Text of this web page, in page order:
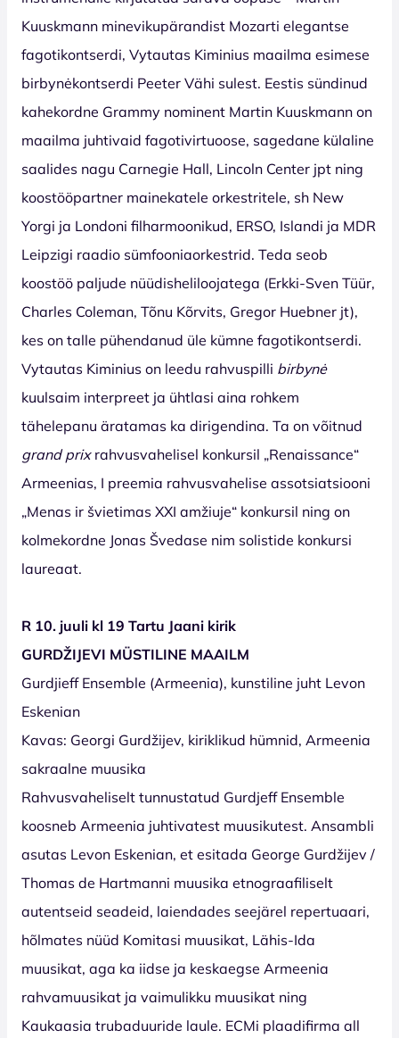
Kuuskmann minevikupärandist Mozarti elegantse
fagotikontserdi, Vytautas Kiminius maailma esimese
birbynėkontserdi Peeter Vähi sulest. Eestis sündinud
kahekordne Grammy nominent Martin Kuuskmann on
maailma juhtivaid fagotivirtuoose, sagedane külaline
saalides nagu Carnegie Hall, Lincoln Center jpt ning
koostööpartner mainekatele orkestritele, sh New
Yorgi ja Londoni filharmoonikud, ERSO, Islandi ja MDR
Leipzigi raadio sümfooniaorkestrid. Teda seob
koostöö paljude nüüdisheliloojatega (Erkki-Sven Tüür,
Charles Coleman, Tõnu Kõrvits, Gregor Huebner jt),
kes on talle pühendanud üle kümne fagotikontserdi.
Vytautas Kiminius on leedu rahvuspilli birbynė
kuulsaim interpreet ja ühtlasi aina rohkem
tähelepanu äratamas ka dirigendina. Ta on võitnud
grand prixrahvusvahelisel konkursil „Renaissance“
Armeenias, I preemia rahvusvahelise assotsiatsiooni
„Menas ir švietimas XXI amžiuje“ konkursil ning on
kolmekordne Jonas Švedase nim solistide konkursi
laureaat.
R 10. juuli kl 19 Tartu Jaani kirik
GURDŽIJEVI MÜSTILINE MAAILM
Gurdjieff Ensemble (Armeenia), kunstiline juht Levon
Eskenian
Kavas: Georgi Gurdžijev, kiriklikud hümnid, Armeenia
sakraalne muusika
Rahvusvaheliselt tunnustatud Gurdjeff Ensemble
koosneb Armeenia juhtivatest muusikutest. Ansambli
asutas Levon Eskenian, et esitada George Gurdžijev /
Thomas de Hartmanni muusika etnograafiliselt
autentseid seadeid, laiendades seejärel repertuaari,
hõlmates nüüd Komitasi muusikat, Lähis-Ida
muusikat, aga ka iidse ja keskaegse Armeenia
rahvamuusikat ja vaimulikku muusikat ning
Kaukaasia trubaduuride laule. ECMi plaadifirma all